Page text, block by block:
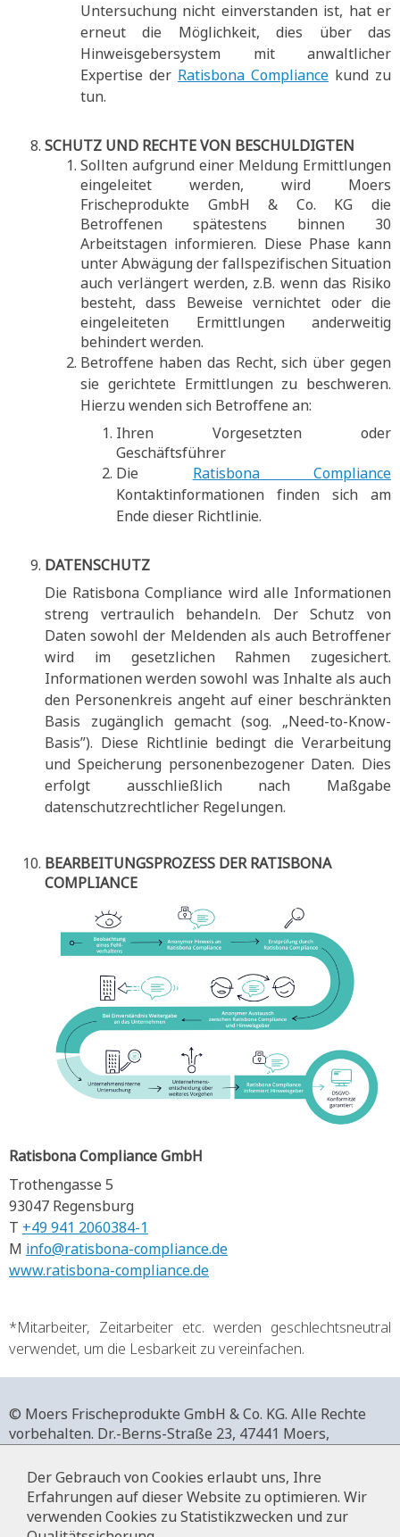
Untersuchung nicht einverstanden ist, hat er
erneut die Möglichkeit, dies über das
Hinweisgebersystem mit anwaltlicher
Expertise der Ratisbona Compliance kund zu
tun.
SCHUTZ UND RECHTE VON BESCHULDIGTEN
Sollten aufgrund einer Meldung Ermittlungen
eingeleitet werden, wird Moers
Frischeprodukte GmbH & Co. KG die
Betroffenen spätestens binnen 30
Arbeitstagen informieren. Diese Phase kann
unter Abwägung der fallspezifischen Situation
auch verlängert werden, z.B. wenn das Risiko
besteht, dass Beweise vernichtet oder die
eingeleiteten Ermittlungen anderweitig
behindert werden.
Betroffene haben das Recht, sich über gegen
sie gerichtete Ermittlungen zu beschweren.
Hierzu wenden sich Betroffene an:
Ihren Vorgesetzten oder
Geschäftsführer
Die Ratisbona Compliance
Kontaktinformationen finden sich am
Ende dieser Richtlinie.
DATENSCHUTZ
Die Ratisbona Compliance wird alle Informationen
streng vertraulich behandeln. Der Schutz von
Daten sowohl der Meldenden als auch Betroffener
wird im gesetzlichen Rahmen zugesichert.
Informationen werden sowohl was Inhalte als auch
den Personenkreis angeht auf einer beschränkten
Basis zugänglich gemacht (sog. „Need-to-Know-
Basis”). Diese Richtlinie bedingt die Verarbeitung
und Speicherung personenbezogener Daten. Dies
erfolgt ausschließlich nach Maßgabe
datenschutzrechtlicher Regelungen.
BEARBEITUNGSPROZESS DER RATISBONA
COMPLIANCE
Ratisbona Compliance GmbH
Trothengasse 5
93047 Regensburg
T +49 941 2060384-1
M info@ratisbona-compliance.de
www.ratisbona-compliance.de
*Mitarbeiter, Zeitarbeiter etc. werden geschlechtsneutral
verwendet, um die Lesbarkeit zu vereinfachen.
© Moers Frischeprodukte GmbH & Co. KG. Alle Rechte
vorbehalten. Dr.-Berns-Straße 23, 47441 Moers,
+49 2841 911-0,www.moers-frischeprodukte.de
Der Gebrauch von Cookies erlaubt uns, Ihre
Erfahrungen auf dieser Website zu optimieren. Wir
verwenden Cookies zu Statistikzwecken und zur